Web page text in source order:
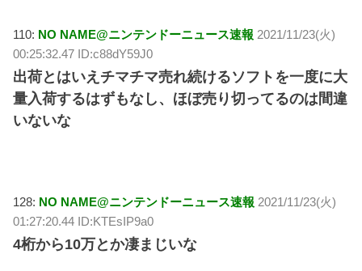
110: NO NAME@ニンテンドーニュース速報 2021/11/23(火)
00:25:32.47 ID:c88dY59J0
出荷とはいえチマチマ売れ続けるソフトを一度に大
量入荷するはずもなし、ほぼ売り切ってるのは間違
いないな
128: NO NAME@ニンテンドーニュース速報 2021/11/23(火)
01:27:20.44 ID:KTEsIP9a0
4桁から10万とか凄まじいな